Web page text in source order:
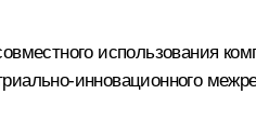
использования
инновационного